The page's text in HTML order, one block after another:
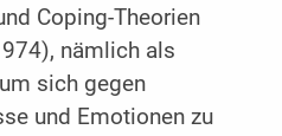
Coping-Theorien
nämlich als
sich gegen
und Emotionen zu